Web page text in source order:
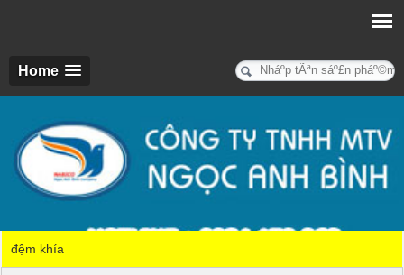
Home
đệm khía